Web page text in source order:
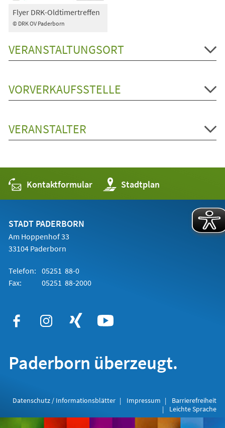
© DRK OV Paderborn
Flyer DRK-Oldtimertreffen
VERANSTALTUNGSORT
VORVERKAUFSSTELLE
VERANSTALTER
Kontaktformular Stadtplan
(Öffnet
in
einem
STADT PADERBORN
Am Hoppenhof 33
33104 Paderborn
Telefon: 05251 88-0
Fax:
05251 88-2000
Paderborn überzeugt.
Datenschutz / Informationsblätter Impressum
Barrierefreiheit
Leichte Sprache